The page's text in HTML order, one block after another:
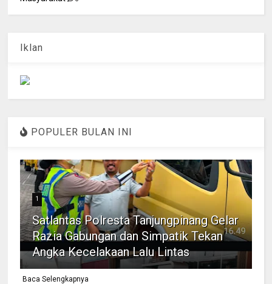
Iklan
POPULER BULAN INI
1
Satlantas Polresta Tanjungpinang Gelar
Razia Gabungan dan Simpatik Tekan
Angka Kecelakaan Lalu Lintas
Baca Selengkapnya